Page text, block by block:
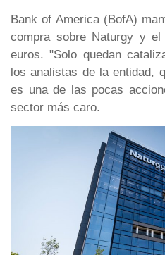
Bank of America (BofA)
compra sobre Naturgy y
euros. "Solo quedan
los analistas de la entidad,
es una de las pocas
sector más caro.